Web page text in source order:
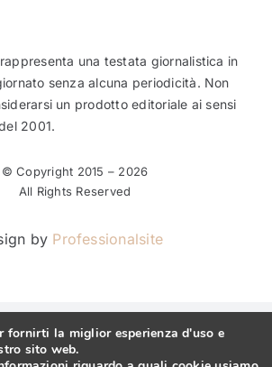
una testata giornalistica in
senza alcuna periodicità. Non
un prodotto editoriale ai sensi
2001.
© Copyright 2015 – 2026
All Rights Reserved
by Professionalsite
fornirti la miglior esperienza d'uso e
sito web.